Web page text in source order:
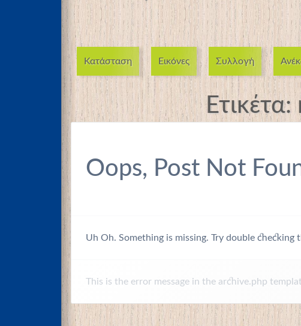
Κατάσταση Εικόνες Συλλογή
Ετικέτα:
Oops, Post Not
Uh Oh. Something is missing. Try double checking
This is the error message in the archive.php